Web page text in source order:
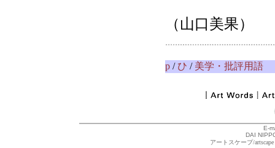
（山口美果）
p/ ひ / 美学・批評用語
E-
DAI
アートスケープ/